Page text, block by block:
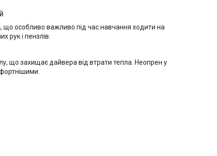
що особливо важливо під час навчання ходити на
рук і пензлів.
що захищає дайвера від втрати тепла. Неопрен у